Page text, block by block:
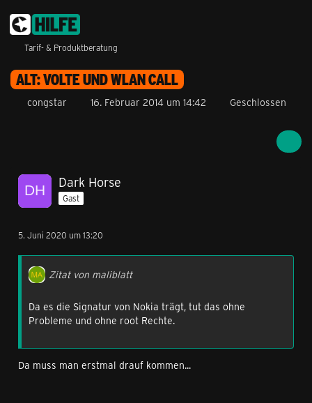
Tarif- & Produktberatung
ALT: VOLTE UND WLAN CALL
congstar 16. Februar 2014 um 14:42 Geschlossen
Dark Horse
Gast
5. Juni 2020 um 13:20
Zitat von maliblatt
Da es die Signatur von Nokia trägt, tut das ohne
Probleme und ohne root Rechte.
Da muss man erstmal drauf kommen...